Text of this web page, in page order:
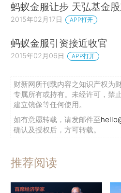
蚂蚁金服让步 天弘基金
2015年02月17日 APP打开
蚂蚁金服引资接近收官
2015年02月06日 APP打开
财新网所刊载内容之知识产权为
专属所有或持有。未经许可，禁
建立镜像等任何使用。
如有意愿转载，请发邮件至
确认及授权后，方可转载。
推荐阅读